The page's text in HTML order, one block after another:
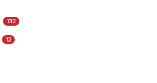
132
12